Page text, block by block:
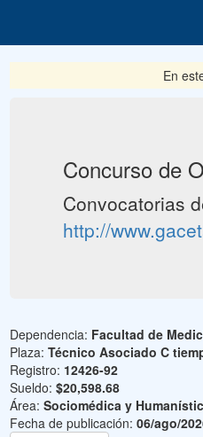
En este
Concurso de
Convocatorias
http://
Dependencia: Facultad de
Plaza: Técnico Asociado C
Registro: 12426-92
Sueldo: $20,598.68
Área: Sociomédica y
Fecha de publicación: 06/ago/